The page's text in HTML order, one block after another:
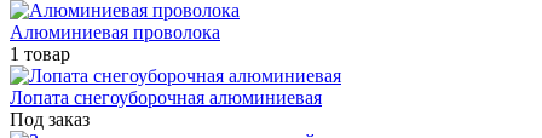
Алюминиевая проволока
1 товар
Лопата снегоуборочная алюминиевая
Под заказ